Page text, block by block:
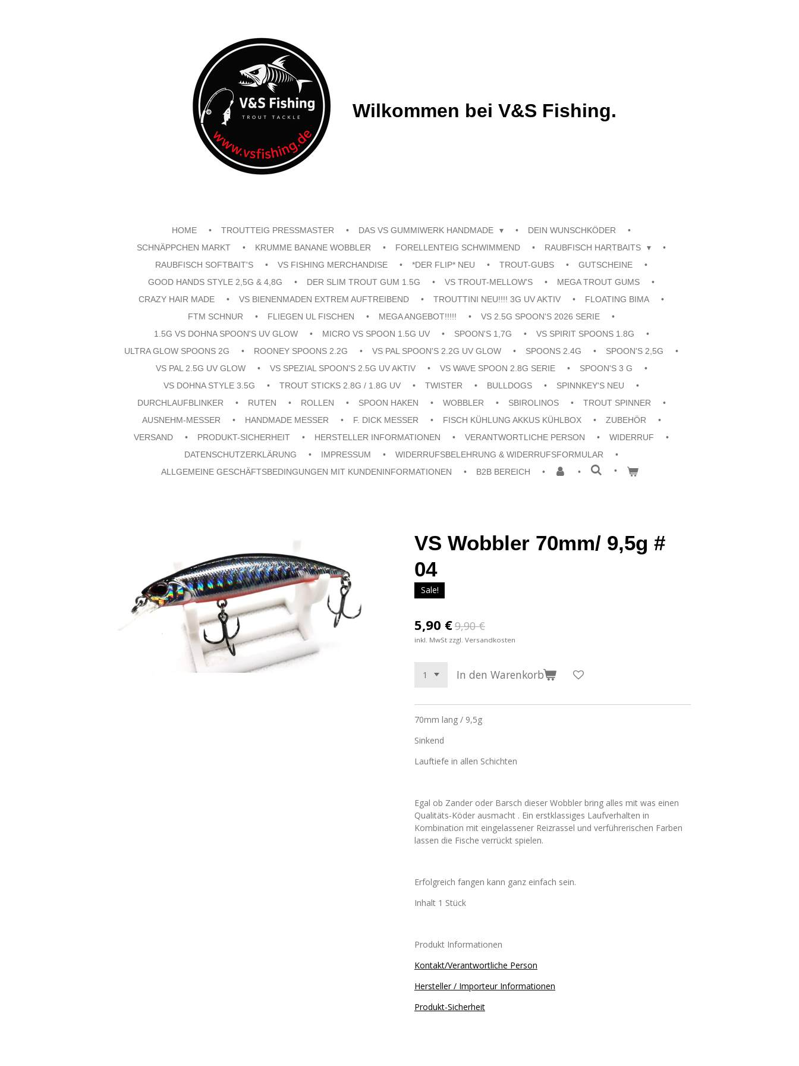
Wilkommen bei V&S Fishing.
HOME TROUTTEIG PRESSMASTER DAS VS GUMMIWERK HANDMADE
DEIN WUNSCHKÖDER
SCHNÄPPCHEN MARKT
KRUMME BANANE WOBBLER FORELLENTEIG SCHWIMMEND
RAUBFISCH HARTBAITS
RAUBFISCH SOFTBAIT'S
VS FISHING MERCHANDISE *DER FLIP* NEU TROUT-GUBS
GUTSCHEINE
GOOD HANDS STYLE 2,5G & 4,8G
DER SLIM TROUT GUM 1.5G VS TROUT-MELLOW'S
MEGA TROUT GUMS
CRAZY HAIR MADE
VS BIENENMADEN EXTREM AUFTREIBEND TROUTTINI NEU!!!! 3G UV AKTIV
FLOATING BIMA
FTM SCHNUR
FLIEGEN UL FISCHEN MEGA ANGEBOT!!!!!
VS 2.5G SPOON'S 2026 SERIE
1.5G VS DOHNA SPOON'S UV GLOW
MICRO VS SPOON 1.5G UV SPOON'S 1,7G
VS SPIRIT SPOONS 1.8G
ULTRA GLOW SPOONS 2G
ROONEY SPOONS 2.2G VS PAL SPOON'S 2.2G UV GLOW SPOONS 2.4G
SPOON'S 2,5G
VS PAL 2.5G UV GLOW
VS SPEZIAL SPOON'S 2.5G UV AKTIV VS WAVE SPOON 2.8G SERIE
SPOON'S 3 G
VS DOHNA STYLE 3.5G
TROUT STICKS 2.8G / 1.8G UV TWISTER BULLDOGS
SPINNKEY'S NEU
DURCHLAUFBLINKER
RUTEN ROLLEN SPOON HAKEN WOBBLER SBIROLINOS
TROUT SPINNER
AUSNEHM-MESSER
HANDMADE MESSER F. DICK MESSER FISCH KÜHLUNG AKKUS KÜHLBOX
ZUBEHÖR
VERSAND
PRODUKT-SICHERHEIT HERSTELLER INFORMATIONEN VERANTWORTLICHE PERSON
WIDERRUF
DATENSCHUTZERKLÄRUNG
IMPRESSUM
WIDERRUFSBELEHRUNG & WIDERRUFSFORMULAR
ALLGEMEINE GESCHÄFTSBEDINGUNGEN MIT KUNDENINFORMATIONEN
B2B BEREICH
VS Wobbler 70mm/ 9,5g #
04
Sale!
5,90 €9,90 €
inkl. MwSt zzgl. Versandkosten
In den Warenkorb
70mm lang / 9,5g
Sinkend
Lauftiefe in allen Schichten
Egal ob Zander oder Barsch dieser Wobbler bring alles mit was einen
Qualitäts-Köder ausmacht . Ein erstklassiges Laufverhalten in
Kombination mit eingelassener Reizrassel und verführerischen Farben
lassen die Fische verrückt spielen.
Erfolgreich fangen kann ganz einfach sein.
Inhalt 1 Stück
Produkt Informationen
Kontakt/Verantwortliche Person
Hersteller / Importeur Informationen
Produkt-Sicherheit